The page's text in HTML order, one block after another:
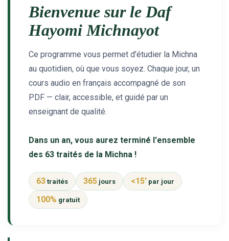
3 personnes viennent de faire un don pour 5 jours de vacances aux Orphelins
Odaya vient de donner son Maasser
2 personnes viennent de faire un don pour Tsédaka : pauvres d'Israel
Bienvenue sur le Daf
Hayomi Michnayot
Ce programme vous permet d'étudier la Michna
au quotidien, où que vous soyez. Chaque jour, un
cours audio en français accompagné de son
PDF — clair, accessible, et guidé par un
enseignant de qualité.
Dans un an, vous aurez terminé l'ensemble
des 63 traités de la Michna !
63 traités 365 jours <15' par jour
100% gratuit